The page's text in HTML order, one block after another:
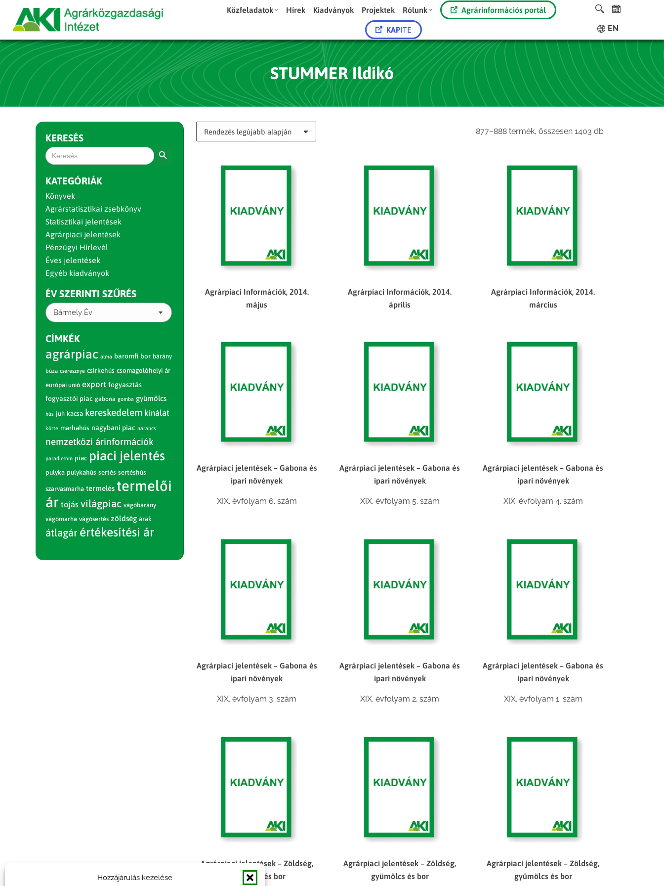
Hozzájárulás kezelése
Közfeladatok Hírek Kiadványok Projektek Rólunk Agrárinformációs portál
KAPITE EN
STUMMER Ildikó
877–888 termék, összesen 1403 dbSorted
Agrárpiaci Információk, 2014.
május
Agrárpiaci Információk, 2014.
április
Agrárpiaci Információk, 2014.
március
Agrárpiaci jelentések – Gabona és
ipari növények
XIX. évfolyam 6. szám
Agrárpiaci jelentések – Gabona és
ipari növények
XIX. évfolyam 5. szám
Agrárpiaci jelentések – Gabona és
ipari növények
XIX. évfolyam 4. szám
Agrárpiaci jelentések – Gabona és
ipari növények
XIX. évfolyam 3. szám
Agrárpiaci jelentések – Gabona és
ipari növények
XIX. évfolyam 2. szám
Agrárpiaci jelentések – Gabona és
ipari növények
XIX. évfolyam 1. szám
Agrárpiaci jelentések – Zöldség,
gyümölcs és bor
Agrárpiaci jelentések – Zöldség,
gyümölcs és bor
Agrárpiaci jelentések – Zöldség,
gyümölcs és bor
KERESÉS
Search
for:
KATEGÓRIÁK
Könyvek
Agrárstatisztikai zsebkönyv
Statisztikai jelentések
Agrárpiaci jelentések
Pénzügyi Hírlevél
Éves jelentések
Egyéb kiadványok
ÉV SZERINTI SZŰRÉS
Bármely Év
CÍMKÉK
agrárpiac alma baromfi bor bárány
búza cseresznye csirkehús csomagolóhelyi ár
európai unió export fogyasztás
fogyasztói piac gabona gomba gyümölcs
hús juh kacsa kereskedelem kínálat
körte marhahús nagybani piac narancs
nemzetközi árinformációk
paradicsom piac piaci jelentés
pulyka pulykahús sertés sertéshús
szarvasmarha termelés termelői
ár tojás világpiac vágóbárány
vágómarha vágósertés zöldség árak
átlagár értékesítési ár